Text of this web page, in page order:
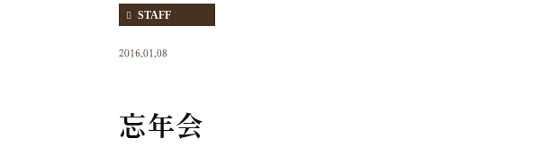
STAFF
2016.01.08
忘年会